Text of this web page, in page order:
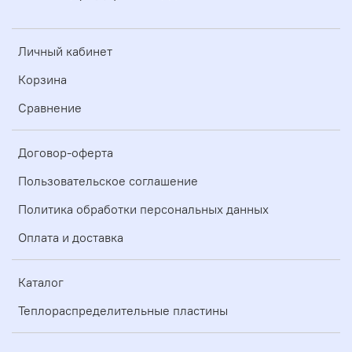
Личный кабинет
Корзина
Сравнение
Договор-оферта
Пользовательское соглашение
Политика обработки персональных данных
Оплата и доставка
Каталог
Теплораспределительные пластины